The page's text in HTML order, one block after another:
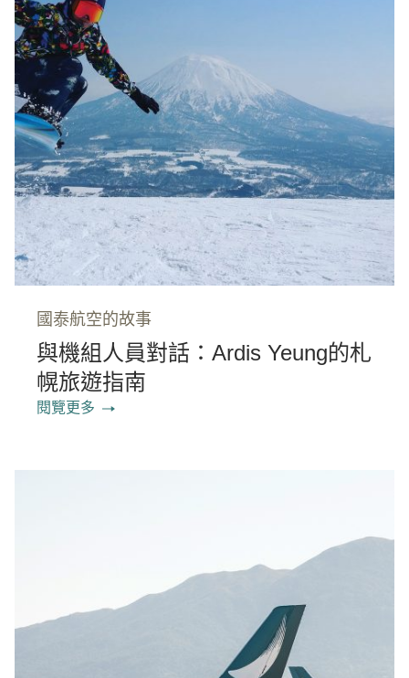
國泰航空的故事
與機組人員對話：Ardis Yeung的札
幌旅遊指南
閱覽更多